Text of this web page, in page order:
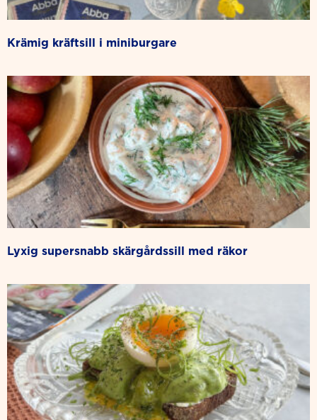
krämig kräftsill i miniburgare
lyxig supersnabb skärgårdssill med räkor